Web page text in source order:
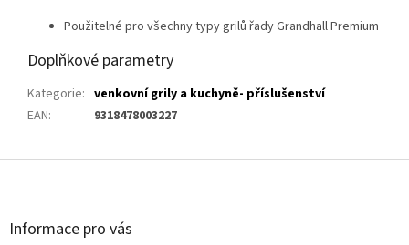
Použitelné pro všechny typy grilů řady Grandhall Premium
Doplňkové parametry
Kategorie: venkovní grily a kuchyně- příslušenství
EAN: 9318478003227
Z
Informace pro vás